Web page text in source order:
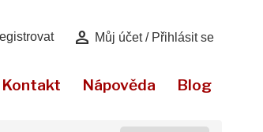
person Můj účet / Přihlásit se
Kontakt Nápověda Blog